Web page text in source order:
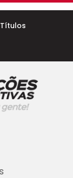
Títulos